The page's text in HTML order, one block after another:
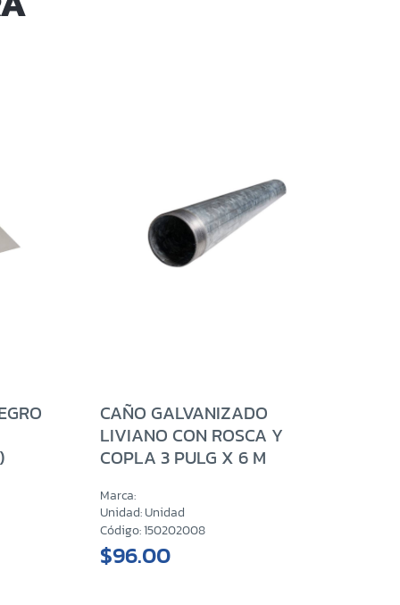
CAÑO GALVANIZADO
LIVIANO CON ROSCA Y
COPLA 3 PULG X 6 M
Marca:
Unidad: Unidad
Código: 150202008
$96.00